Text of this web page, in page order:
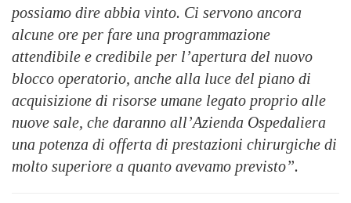
possiamo dire abbia vinto. Ci servono ancora
alcune ore per fare una programmazione
attendibile e credibile per l’apertura del nuovo
blocco operatorio, anche alla luce del piano di
acquisizione di risorse umane legato proprio alle
nuove sale, che daranno all’Azienda Ospedaliera
una potenza di offerta di prestazioni chirurgiche di
molto superiore a quanto avevamo previsto”.